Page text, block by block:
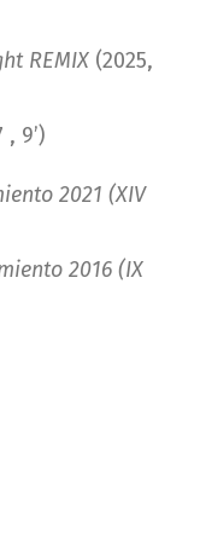
REMIX (2025,
, 9’)
2021 (XIV
2016 (IX